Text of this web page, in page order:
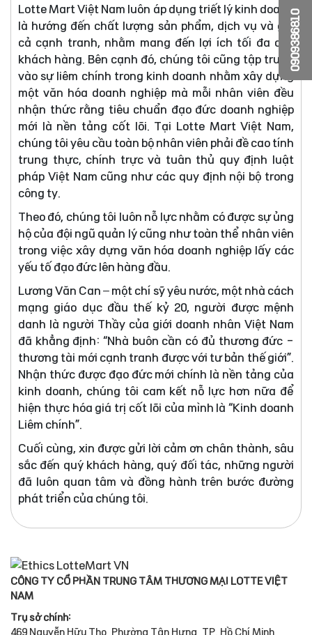
Lotte Mart Việt Nam luôn áp dụng triết lý kinh doanh
là hướng đến chất lượng sản phẩm, dịch vụ và giá
cả cạnh tranh, nhằm mang đến lợi ích tối đa cho
khách hàng. Bên cạnh đó, chúng tôi cũng tập trung
vào sự liêm chính trong kinh doanh nhằm xây dựng
một văn hóa doanh nghiệp mà mỗi nhân viên đều
nhận thức rằng tiêu chuẩn đạo đức doanh nghiệp
mới là nền tảng cốt lõi. Tại Lotte Mart Việt Nam,
chúng tôi yêu cầu toàn bộ nhân viên phải đề cao tính
trung thực, chính trực và tuân thủ quy định luật
pháp Việt Nam cũng như các quy định nội bộ trong
công ty.
Theo đó, chúng tôi luôn nỗ lực nhằm có được sự ủng
hộ của đội ngũ quản lý cũng như toàn thể nhân viên
trong việc xây dựng văn hóa doanh nghiệp lấy các
yếu tố đạo đức lên hàng đầu.
Lương Văn Can – một chí sỹ yêu nước, một nhà cách
mạng giáo dục đầu thế kỷ 20, người được mệnh
danh là người Thầy của giới doanh nhân Việt Nam
đã khẳng định: “Nhà buôn cần có đủ thương đức -
thương tài mới cạnh tranh được với tư bản thế giới”.
Nhận thức được đạo đức mới chính là nền tảng của
kinh doanh, chúng tôi cam kết nỗ lực hơn nữa để
hiện thực hóa giá trị cốt lõi của mình là “Kinh doanh
Liêm chính”.
Cuối cùng, xin được gửi lời cảm ơn chân thành, sâu
sắc đến quý khách hàng, quý đối tác, những người
đã luôn quan tâm và đồng hành trên bước đường
phát triển của chúng tôi.
CÔNG TY CỔ PHẦN TRUNG TÂM THƯƠNG MẠI LOTTE VIỆT
NAM
Trụ sở chính:
469 Nguyễn Hữu Thọ, Phường Tân Hưng, TP. Hồ Chí Minh
0909386810